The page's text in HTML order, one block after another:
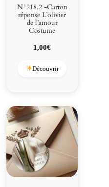
N°218.2 -Carton
réponse L’olivier
de l’amour
Costume
1,00€
Découvrir